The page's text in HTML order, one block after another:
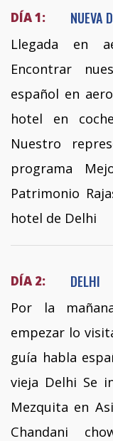
DÍA 1: NUEVA
Llegada en
Encontrar
español en
hotel en
Nuestro
programa
Patrimonio
hotel de Delhi
DÍA 2: DELHI
Por la
empezar lo
guía habla
vieja Delhi Se
Mezquita en
Chandani